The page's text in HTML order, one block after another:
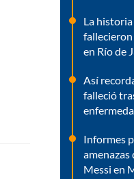
La
en Río de
Así
falleció
Informes
Messi en